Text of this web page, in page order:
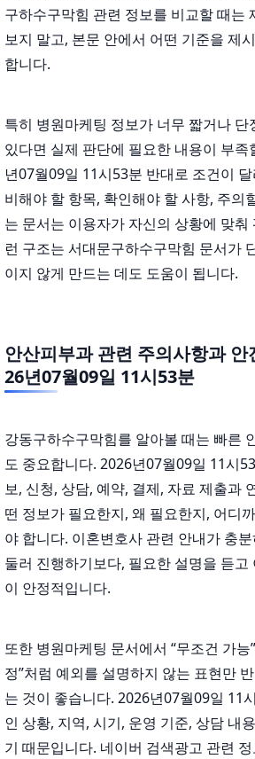
구하수구막힘 관련 정보를 비교할 때는
보지 말고, 본문 안에서 어떤 기준을 제
합니다.
특히 병원마케팅 정보가 너무 짧거나 단
있다면 실제 판단에 필요한 내용이 부
년07월09일 11시53분 반대로 조건이
비해야 할 항목, 확인해야 할 사항, 주의
는 문서는 이용자가 자신의 상황에 맞춰
런 구조는 서대문구하수구막힘 문서가
이지 않게 만드는 데도 도움이 됩니다.
안산피부과 관련 주의사항과
26년07월09일 11시53분
강동구하수구막힘를 알아볼 때는 빠른
도 중요합니다. 2026년07월09일 11시
보, 신청, 상담, 예약, 결제, 자료 제출과
떤 정보가 필요한지, 왜 필요한지, 어디
야 합니다. 이혼변호사 관련 안내가 충
둘러 진행하기보다, 필요한 설명을 듣고
이 안정적입니다.
또한 병원마케팅 문서에서 “무조건 가능
정”처럼 예외를 설명하지 않는 표현만
는 것이 좋습니다. 2026년07월09일 11
인 상황, 지역, 시기, 운영 기준, 상담 내
기 때문입니다. 네이버 검색광고 관련